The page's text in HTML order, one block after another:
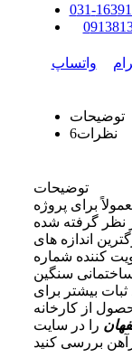
163
-
031
0
واتساپ
توضیحات
نظرات6
توضیحات
برای پروژه
نظر گرفته شده
یکی از بزرگترین اندازه های
کننده شماره
ساختمانی سنگین
ثبات بیشتر برای
از کارخانه
را در سایت